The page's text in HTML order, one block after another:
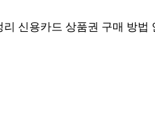
신용카드 상품권 구매 방법